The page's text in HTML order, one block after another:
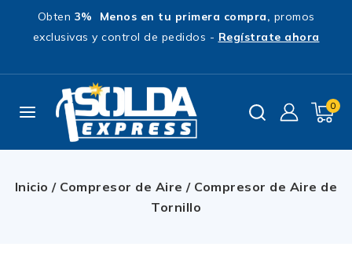
Obten 3% Menos en tu primera compra, promos
exclusivas y control de pedidos - Regístrate ahora
0
Inicio / Compresor de Aire / Compresor de Aire de
Tornillo